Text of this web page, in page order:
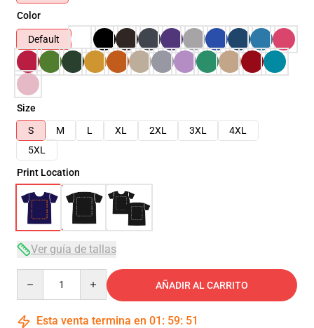
Color
Default
Size
S
M L XL 2XL 3XL
4XL
5XL
Print Location
Ver guía de tallas
AÑADIR AL CARRITO
Esta venta termina en 01 : 59: 50